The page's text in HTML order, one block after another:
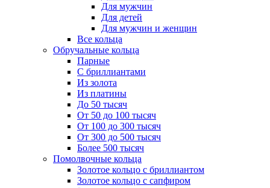
Для мужчин
Для детей
Для мужчин и женщин
Все кольца
Обручальные кольца
Парные
С бриллиантами
Из золота
Из платины
До 50 тысяч
От 50 до 100 тысяч
От 100 до 300 тысяч
От 300 до 500 тысяч
Более 500 тысяч
Помолвочные кольца
Золотое кольцо с бриллиантом
Золотое кольцо с сапфиром